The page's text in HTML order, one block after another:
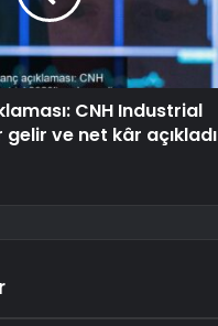
CNH Industrial
ve net kâr açıkladı